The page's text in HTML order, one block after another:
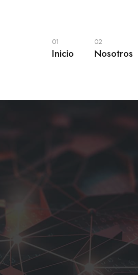
01
Inicio
02
Nosotros